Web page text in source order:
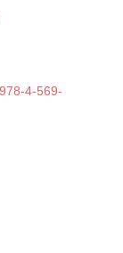
4-569-